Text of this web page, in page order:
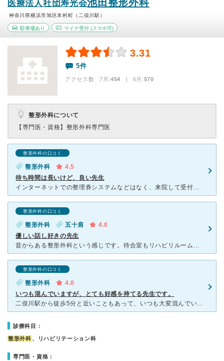
医療法人社団寿光会池田整形外科
神奈川県横浜市旭区本村町（二俣川駅）
駐車場あり マイナ受付(スマホ可)
3.31
5件
アクセス数 7月:454 | 6月:570
整形外科について
【専門医・資格】 整形外科専門医
整形外科の口コミ
整形外科
4.5
待ち時間は長いけど、良い先生
インターネットでの整理券システムなどはなく、来院して受付した順番になるので、かなり待ちます。受付に声をかければ外出もできます。 先生はとても丁寧に見てくださり、ご自身の身の上話なんかも交えながら、生
整形外科の口コミ
整形外科 五十肩
4.0
優しい話し好きの先生
昔からある整形外科という感じです。待合室もリハビリルームも年配の方々でいっぱいです。受付には何人待ちでおおよその待ち時間の表示があります。まぁ、待ちます。診察室は３つほどあり一人の先生がレントゲンや検
整形外科の口コミ
整形外科
4.0
いつも混んでいますが、とても好感を持てる先生です。
二俣川駅から徒歩5分と近いこともあって、いつも大変混んでいます。1時間以上待たされることが多いですが、診察の場合は整理券が渡され、待合室では現在診察している患者さんの整理券番号と待ち時間がモニターで見
診療科目：
整形外科 、リハビリテーション科
専門医・資格：